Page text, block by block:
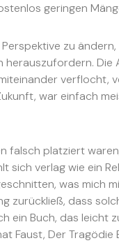
geringen
zu
Die
verflocht,
war einfach
falsch platziert
sich verlag wie ein
was mich
zurückließ, dass
ein Buch, das leicht
Faust, Der Tragödie